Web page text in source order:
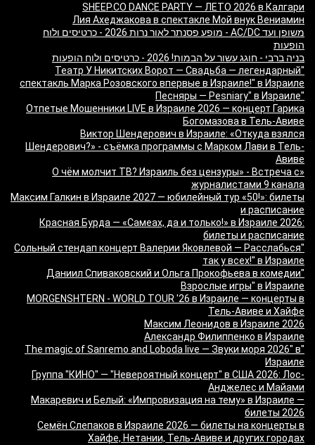
SHEEP.CO DANCE PARTY — ЛЕТО 2026 в Калгари
Лия Ахеджакова в спектакле Мой внук Вениамин
משופן ועד AC/DC - מופע פסנתר לאור נרות 2026 - כרטיסים ולוח
הופעות
בניה ברבי - חוגג עשור על הבמות! 2026 - כרטיסים ולוח הופעות
"Театр У Никитских Ворот — Свадьба — легендарный
спектакль Марка Розовского впервые в Израиле!" в Израиле
"Песняры — Pesniary" в Израиле
Отпетые Мошенники LIVE в Израиле 2026 — концерт Гарика
Богомазова в Тель-Авиве
Виктор Шендерович в Израиле: «Откуда взялся
Шендерович?» - съёмка программы с Марком Лави в Тель-
Авиве
«О чём молчит ТВ? Израиль без цензуры» - Встреча с
журналистами 9 канала
Максим Галкин в Израиле 2027 — юбилейный тур «50!»: билеты
и расписание
Красная Бурда — «Самеах, да и только!» в Израиле 2026:
билеты и расписание
"Сольный стендап концерт Валерии Яковлевой — Расслабься
так у всех!" в Израиле
"Даниил Спиваковский и Ольга Прокофьева в комедии
Взрослые игры" в Израиле
MORGENSHTERN - WORLD TOUR '26 в Израиле — концерты в
Тель-Авиве и Хайфе
Максим Леонидов в Израиле 2026
Александр Филиппенко в Израиле
"The magic of Sanremo and Loboda live — Звуки моря 2026" в
Израиле
Группа "КИНО" — "Невероятный концерт" в США 2026: Лос-
Анджелес и Майами
Макаревич и Белый: «Импровизация на тему» в Израиле —
билеты 2026
Семён Слепаков в Израиле 2026 — билеты на концерты в
Хайфе, Нетании, Тель-Авиве и других городах